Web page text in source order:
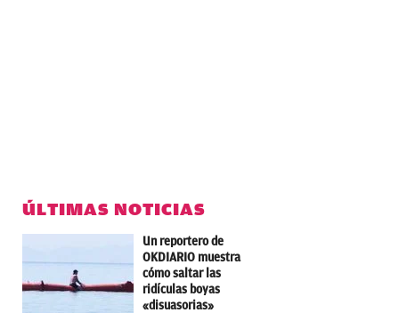
ÚLTIMAS NOTICIAS
Un reportero de
OKDIARIO muestra
cómo saltar las
ridículas boyas
«disuasorias»